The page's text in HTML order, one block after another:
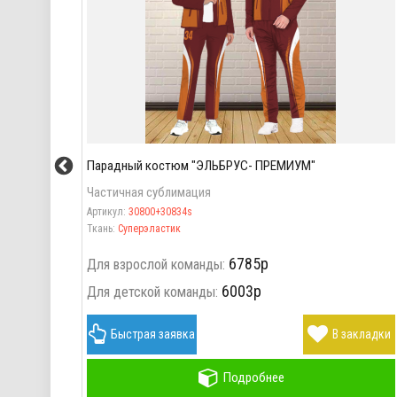
Парадный костюм "ЭЛЬБРУС- ПРЕМИУМ"
Частичная сублимация
Артикул: 30800+30834s
Ткань: Суперэластик
Для взрослой команды: 6785р
Для детской команды: 6003р
Быстрая заявка В закладки
Подробнее